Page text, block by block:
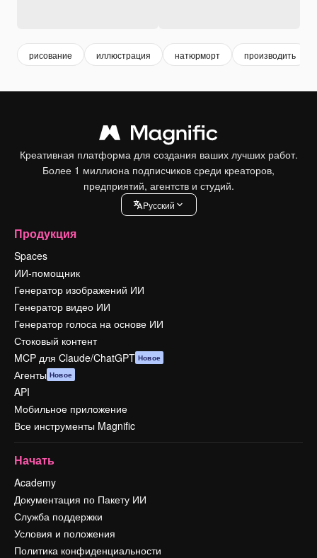
рисование иллюстрация натюрморт производить
Креативная платформа для создания ваших лучших работ.
Более 1 миллиона подписчиков среди креаторов,
предприятий, агентств и студий.
Pусский
Продукция
Spaces
ИИ-помощник
Генератор изображений ИИ
Генератор видео ИИ
Генератор голоса на основе ИИ
Стоковый контент
MCP для Claude/ChatGPT Новое
Агенты Новое
API
Мобильное приложение
Все инструменты Magnific
Начать
Academy
Документация по Пакету ИИ
Служба поддержки
Условия и положения
Политика конфиденциальности